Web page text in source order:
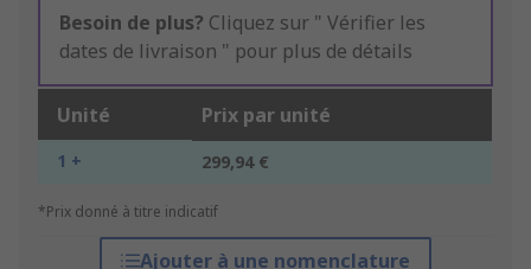
Besoin de plus? Cliquez sur " Vérifier les
dates de livraison " pour plus de détails
Unité Prix par unité
1 + 299,94 €
*Prix donné à titre indicatif
Ajouter à une nomenclature